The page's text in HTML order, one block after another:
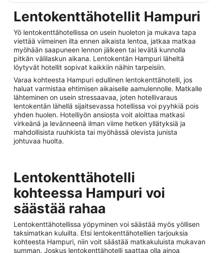
Lentokenttähotellit Hampuri
Yö lentokenttähotellissa on usein huoleton ja mukava tapa
viettää viimeinen ilta ennen aikaista lentoa, jatkaa matkaa
myöhään saapuneen lennon jälkeen tai levätä kunnolla
pitkän välilaskun aikana. Lentokentän Hampuri läheltä
löytyvät hotellit sopivat kaikkiin näihin tarpeisiin.
Varaa kohteesta Hampuri edullinen lentokenttähotelli, jos
haluat varmistaa ehtimisen aikaiselle aamulennolle. Matkalle
lähteminen on usein stressaavaa, joten hotellivaraus
lentokentän lähellä sijaitsevassa hotellissa voi pyyhkiä pois
yhden huolen. Hotelliyön ansiosta voit aloittaa matkasi
virkeänä ja levänneenä ilman viime hetken yllätyksiä ja
mahdollisista ruuhkista tai myöhässä olevista junista
johtuvaa huolta.
Lentokenttähotelli
kohteessa Hampuri voi
säästää rahaa
Lentokenttähotellissa yöpyminen voi säästää myös yöllisen
taksimatkan kuluilta. Etsi lentokenttähotellien tarjouksia
kohteesta Hampuri, niin voit säästää matkakuluista mukavan
summan. Joskus lentokenttähotelli saattaa olla ainoa